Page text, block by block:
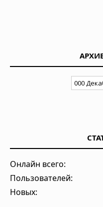
Онлайн всего:
Пользователей:
Новых: